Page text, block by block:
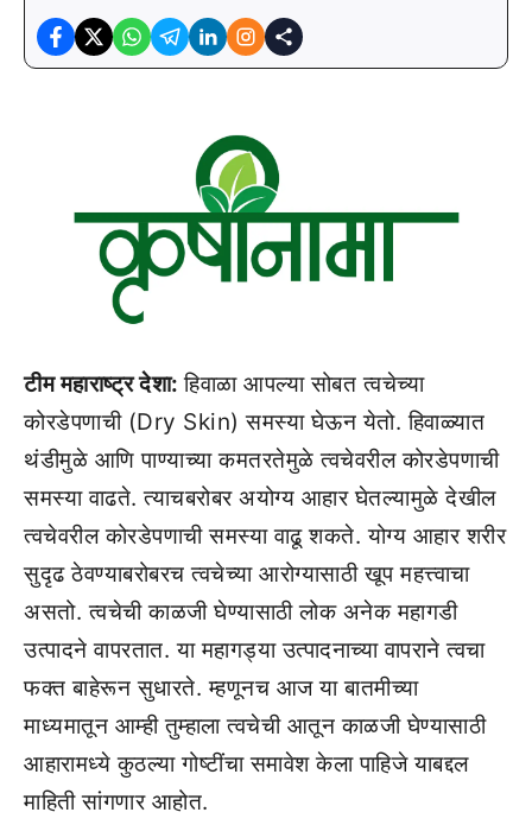
टीम महाराष्ट्र देशा:हिवाळा आपल्या सोबत त्वचेच्या
कोरडेपणाची (Dry Skin) समस्या घेऊन येतो. हिवाळ्यात
थंडीमुळे आणि पाण्याच्या कमतरतेमुळे त्वचेवरील कोरडेपणाची
समस्या वाढते. त्याचबरोबर अयोग्य आहार घेतल्यामुळे देखील
त्वचेवरील कोरडेपणाची समस्या वाढू शकते. योग्य आहार शरीर
सुदृढ ठेवण्याबरोबरच त्वचेच्या आरोग्यासाठी खूप महत्त्वाचा
असतो. त्वचेची काळजी घेण्यासाठी लोक अनेक महागडी
उत्पादने वापरतात. या महागड्या उत्पादनाच्या वापराने त्वचा
फक्त बाहेरून सुधारते. म्हणूनच आज या बातमीच्या
माध्यमातून आम्ही तुम्हाला त्वचेची आतून काळजी घेण्यासाठी
आहारामध्ये कुठल्या गोष्टींचा समावेश केला पाहिजे याबद्दल
माहिती सांगणार आहोत.